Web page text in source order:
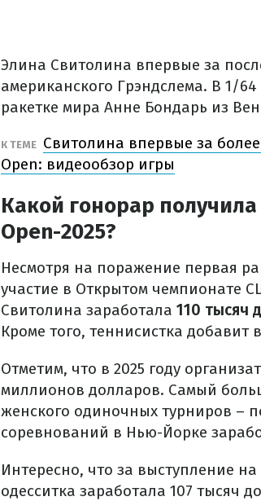
Элина Свитолина впервые за
американского Грэндслема. В 1/
ракетке мира Анне Бондарь из
К ТЕМЕ Свитолина впервые за
Open: видеообзор игры
Какой гонорар
Open-2025?
Несмотря на поражение первая
участие в Открытом чемпионате
Свитолина заработала 110 тысяч
Кроме того, теннисистка добавит
Отметим, что в 2025 году
миллионов долларов. Самый
женского одиночных турниров –
соревнований в Нью-Йорке
Интересно, что за выступление
одесситка заработала 107 тысяч